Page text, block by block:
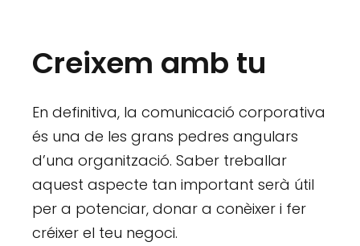
Creixem amb tu
En definitiva, la comunicació corporativa
és una de les grans pedres angulars
d’una organització. Saber treballar
aquest aspecte tan important serà útil
per a potenciar, donar a conèixer i fer
créixer el teu negoci.